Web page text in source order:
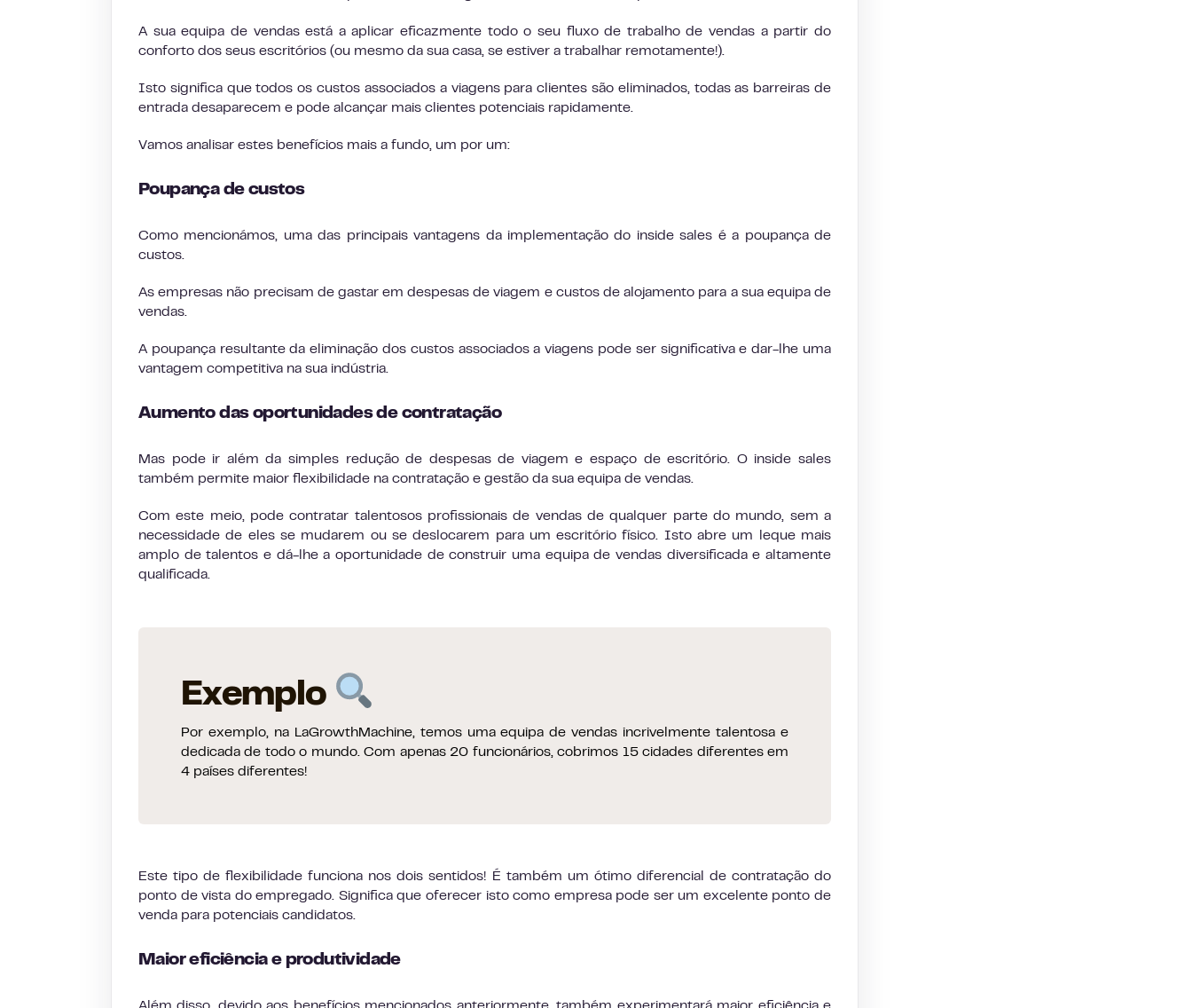
A sua equipa de vendas está a aplicar eficazmente todo o seu fluxo de trabalho de vendas a partir do
conforto dos seus escritórios (ou mesmo da sua casa, se estiver a trabalhar remotamente!).
Isto significa que todos os custos associados a viagens para clientes são eliminados, todas as barreiras de
entrada desaparecem e pode alcançar mais clientes potenciais rapidamente.
Vamos analisar estes benefícios mais a fundo, um por um:
Poupança de custos
Como mencionámos, uma das principais vantagens da implementação do inside sales é a poupança de
custos.
As empresas não precisam de gastar em despesas de viagem e custos de alojamento para a sua equipa de
vendas.
A poupança resultante da eliminação dos custos associados a viagens pode ser significativa e dar-lhe uma
vantagem competitiva na sua indústria.
Aumento das oportunidades de contratação
Mas pode ir além da simples redução de despesas de viagem e espaço de escritório. O inside sales
também permite maior flexibilidade na contratação e gestão da sua equipa de vendas.
Com este meio, pode contratar talentosos profissionais de vendas de qualquer parte do mundo, sem a
necessidade de eles se mudarem ou se deslocarem para um escritório físico. Isto abre um leque mais
amplo de talentos e dá-lhe a oportunidade de construir uma equipa de vendas diversificada e altamente
qualificada.
Exemplo
Por exemplo, na LaGrowthMachine, temos uma equipa de vendas incrivelmente talentosa e
dedicada de todo o mundo. Com apenas 20 funcionários, cobrimos 15 cidades diferentes em
4 países diferentes!
Este tipo de flexibilidade funciona nos dois sentidos! É também um ótimo diferencial de contratação do
ponto de vista do empregado. Significa que oferecer isto como empresa pode ser um excelente ponto de
venda para potenciais candidatos.
Maior eficiência e produtividade